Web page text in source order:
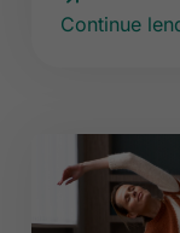
Continue